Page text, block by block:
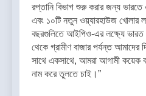
রপ্তানি বিভাগ শুরু করার জন্য ভারতে
এবং ১০টি নতুন ওয়্যারহাউজ খোলার
বছরগুলিতে আইপিও-এর লক্ষ্যে ভারত
থেকে গ্রামীণ বাজার পর্যন্ত আমাদের
সাথে একসাথে, আমরা আগামী কয়েক
নাম করে তুলতে চাই।”